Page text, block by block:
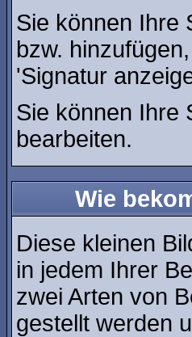
Sie können Ihre
bzw.
'Signatur
Sie können Ihre
bearbeiten.
Wie
Diese kleinen
in jedem Ihrer
zwei Arten von
gestellt werden